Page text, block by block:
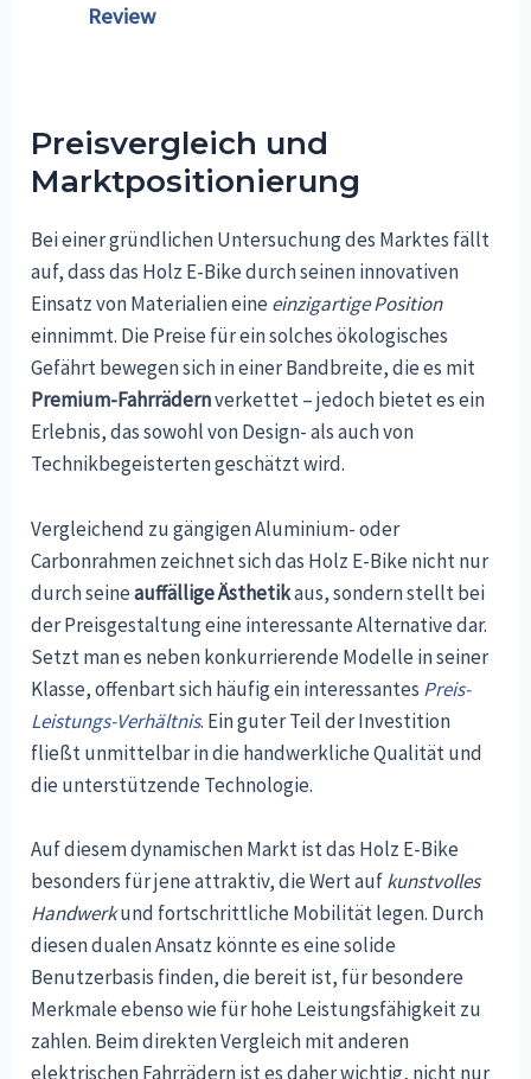
Review
Preisvergleich und
Marktpositionierung
Bei einer gründlichen Untersuchung des Marktes fällt
auf, dass das Holz E-Bike durch seinen innovativen
Einsatz von Materialien eineeinzigartige Position
einnimmt. Die Preise für ein solches ökologisches
Gefährt bewegen sich in einer Bandbreite, die es mit
Premium-Fahrrädernverkettet – jedoch bietet es ein
Erlebnis, das sowohl von Design- als auch von
Technikbegeisterten geschätzt wird.
Vergleichend zu gängigen Aluminium- oder
Carbonrahmen zeichnet sich das Holz E-Bike nicht nur
durch seineauffällige Ästhetikaus, sondern stellt bei
der Preisgestaltung eine interessante Alternative dar.
Setzt man es neben konkurrierende Modelle in seiner
Klasse, offenbart sich häufig ein interessantes Preis-
Leistungs-Verhältnis. Ein guter Teil der Investition
fließt unmittelbar in die handwerkliche Qualität und
die unterstützende Technologie.
Auf diesem dynamischen Markt ist das Holz E-Bike
besonders für jene attraktiv, die Wert aufkunstvolles
Handwerkund fortschrittliche Mobilität legen. Durch
diesen dualen Ansatz könnte es eine solide
Benutzerbasis finden, die bereit ist, für besondere
Merkmale ebenso wie für hohe Leistungsfähigkeit zu
zahlen. Beim direkten Vergleich mit anderen
elektrischen Fahrrädern ist es daher wichtig, nicht nur